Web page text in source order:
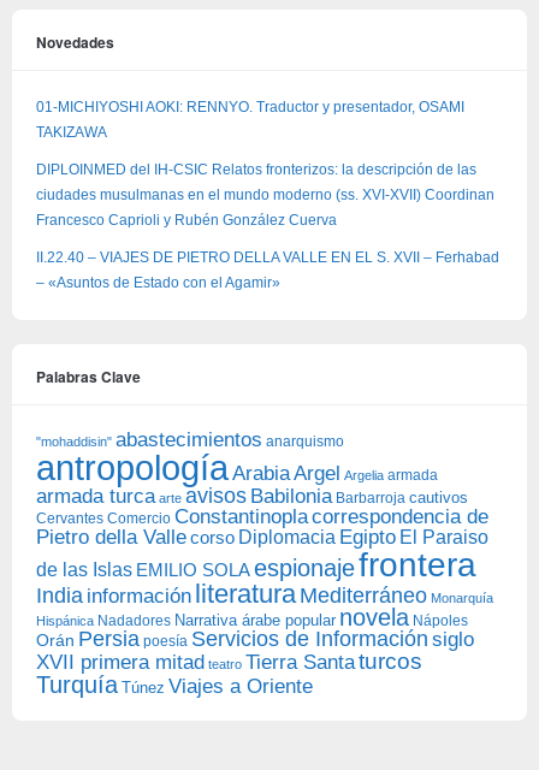
Novedades
01-MICHIYOSHI AOKI: RENNYO. Traductor y presentador, OSAMI
TAKIZAWA
DIPLOINMED del IH-CSIC Relatos fronterizos: la descripción de las
ciudades musulmanas en el mundo moderno (ss. XVI-XVII) Coordinan
Francesco Caprioli y Rubén González Cuerva
II.22.40 – VIAJES DE PIETRO DELLA VALLE EN EL S. XVII – Ferhabad
– «Asuntos de Estado con el Agamir»
Palabras Clave
"mohaddisin" abastecimientos anarquismo
antropología ArabiaArgel Argelia armada
armada turca arte avisos Babilonia Barbarroja cautivos
Cervantes Comercio Constantinoplacorrespondencia de
Pietro della Vallecorso Diplomacia Egipto El Paraiso
de las Islas EMILIO SOLAespionajefrontera
India información literatura Mediterráneo Monarquía
Hispánica Nadadores Narrativa árabe popular novela Nápoles
Orán Persia poesía Servicios de Información siglo
XVII primera mitad teatro Tierra Santaturcos
Turquía Túnez Viajes a Oriente